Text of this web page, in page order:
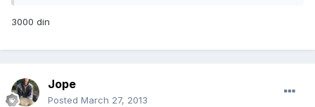
3000 din
Jope
Posted March 27, 2013